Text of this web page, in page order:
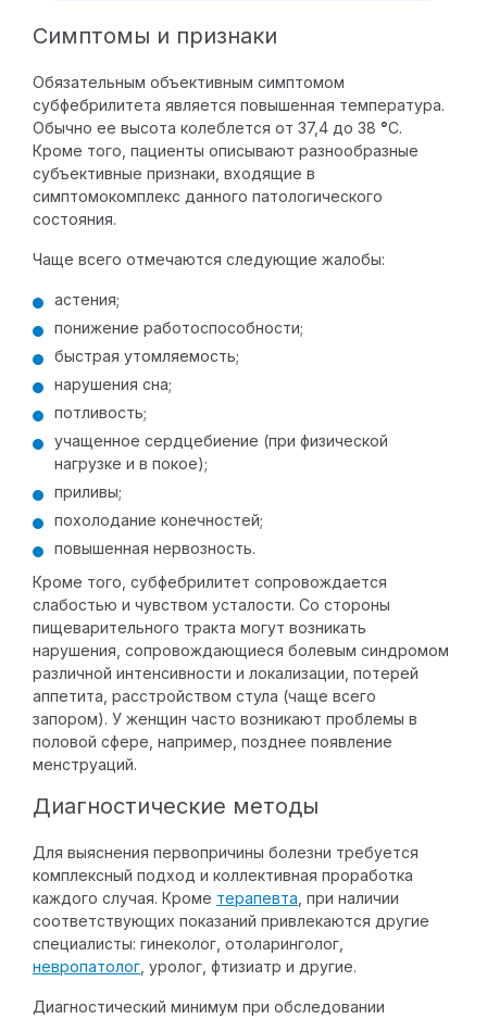
Симптомы и признаки
Обязательным объективным симптомом
субфебрилитета является повышенная температура.
Обычно ее высота колеблется от 37,4 до 38 °C.
Кроме того, пациенты описывают разнообразные
субъективные признаки, входящие в
симптомокомплекс данного патологического
состояния.
Чаще всего отмечаются следующие жалобы:
астения;
понижение работоспособности;
быстрая утомляемость;
нарушения сна;
потливость;
учащенное сердцебиение (при физической
нагрузке и в покое);
приливы;
похолодание конечностей;
повышенная нервозность.
Кроме того, субфебрилитет сопровождается
слабостью и чувством усталости. Со стороны
пищеварительного тракта могут возникать
нарушения, сопровождающиеся болевым синдромом
различной интенсивности и локализации, потерей
аппетита, расстройством стула (чаще всего
запором). У женщин часто возникают проблемы в
половой сфере, например, позднее появление
менструаций.
Диагностические методы
Для выяснения первопричины болезни требуется
комплексный подход и коллективная проработка
каждого случая. Кроме терапевта , при наличии
соответствующих показаний привлекаются другие
специалисты: гинеколог, отоларинголог,
невропатолог , уролог, фтизиатр и другие.
Диагностический минимум при обследовании